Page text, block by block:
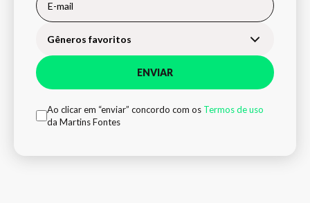
Gêneros favoritos
ENVIAR
Ao clicar em “enviar” concordo com os Termos de uso
da Martins Fontes